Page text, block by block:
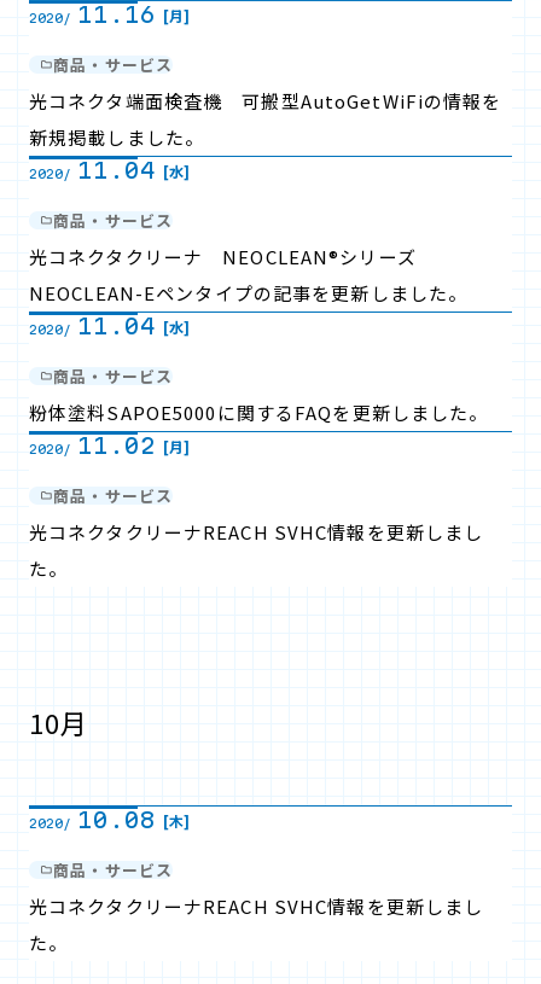
2020/ 11.16 [月]
商品・サービス
光コネクタ端面検査機 可搬型AutoGetWiFiの情報を
新規掲載しました。
2020/ 11.04 [水]
商品・サービス
光コネクタクリーナ NEOCLEAN®シリーズ
NEOCLEAN-Eペンタイプの記事を更新しました。
2020/ 11.04 [水]
商品・サービス
粉体塗料SAPOE5000に関するFAQを更新しました。
2020/ 11.02 [月]
商品・サービス
光コネクタクリーナREACH SVHC情報を更新しまし
た。
10月
2020/ 10.08 [木]
商品・サービス
光コネクタクリーナREACH SVHC情報を更新しまし
た。